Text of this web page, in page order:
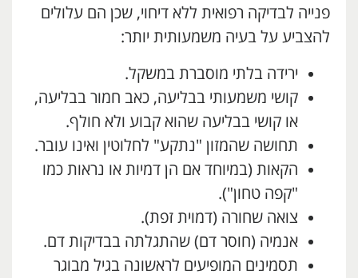
פנייה לבדיקה רפואית ללא דיחוי, שכן הם עלולים
להצביע על בעיה משמעותית יותר:
ירידה בלתי מוסברת במשקל.
קושי משמעותי בבליעה, כאב חמור בבליעה,
או קושי בבליעה שהוא קבוע ולא חולף.
תחושה שהמזון "נתקע" לחלוטין ואינו עובר.
הקאות (במיוחד אם הן דמיות או נראות כמו
"קפה טחון").
צואה שחורה (דמוית זפת).
אנמיה (חוסר דם) שהתגלתה בבדיקות דם.
תסמינים המופיעים לראשונה בגיל מבוגר